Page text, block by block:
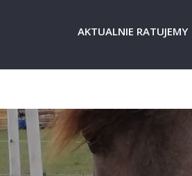
AKTUALNIE RATUJEMY